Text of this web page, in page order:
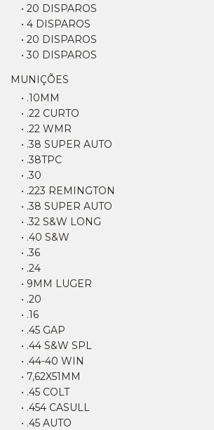
• 20 DISPAROS
• 4 DISPAROS
• 20 DISPAROS
• 30 DISPAROS
MUNIÇÕES
• .10MM
• .22 CURTO
• .22 WMR
• .38 SUPER AUTO
• .38TPC
• .30
• .223 REMINGTON
• .38 SUPER AUTO
• .32 S&W LONG
• .40 S&W
• .36
• .24
• 9MM LUGER
• .20
• .16
• .45 GAP
• .44 S&W SPL
• .44-40 WIN
• 7,62X51MM
• .45 COLT
• .454 CASULL
• .45 AUTO